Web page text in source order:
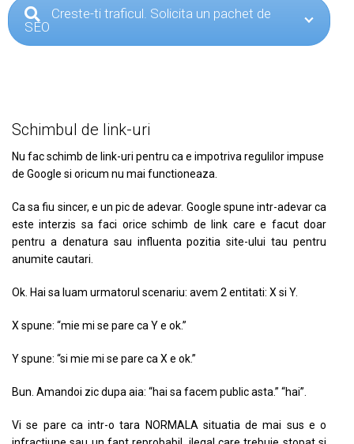
Creste-ti traficul. Solicita un pachet de
SEO
Schimbul de link-uri
Nu fac schimb de link-uri pentru ca e impotriva regulilor impuse
de Google si oricum nu mai functioneaza.
Ca sa fiu sincer, e un pic de adevar. Google spune intr-adevar ca
este interzis sa faci orice schimb de link care e facut doar
pentru a denatura sau influenta pozitia site-ului tau pentru
anumite cautari.
Ok. Hai sa luam urmatorul scenariu: avem 2 entitati: X si Y.
X spune: “mie mi se pare ca Y e ok.”
Y spune: “si mie mi se pare ca X e ok.”
Bun. Amandoi zic dupa aia: “hai sa facem public asta.” “hai”.
Vi se pare ca intr-o tara NORMALA situatia de mai sus e o